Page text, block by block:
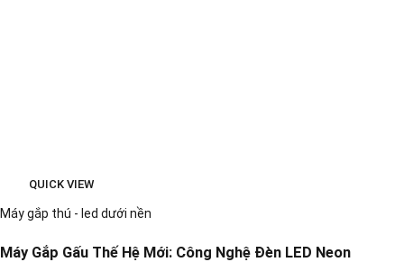
QUICK VIEW
Máy gắp thú - led dưới nền
Máy Gắp Gấu Thế Hệ Mới: Công Nghệ Đèn LED Neon